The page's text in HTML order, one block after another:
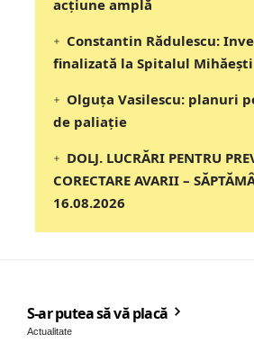
acțiune amplă
Constantin Rădulescu:
finalizată la Spitalul Mihăești
Olguța Vasilescu: planuri
de paliație
DOLJ. LUCRĂRI PENTRU
CORECTARE AVARII –
16.08.2026
S-ar putea să vă placă
Actualitate